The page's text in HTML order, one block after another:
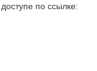
по ссылке: